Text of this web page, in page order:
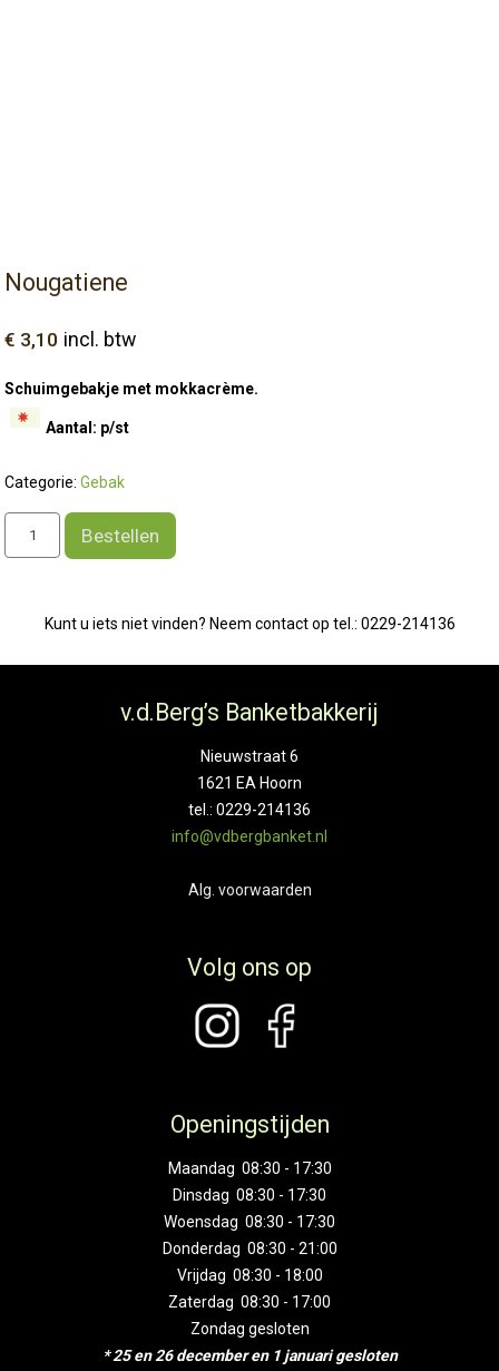
Nougatiene
€ 3,10 incl. btw
Schuimgebakje met mokkacrème.
Aantal: p/st
Categorie:Gebak
Nougatiene
aantal
Bestellen
Kunt u iets niet vinden? Neem contact op tel.: 0229-214136
v.d.Berg’s Banketbakkerij
Nieuwstraat 6
1621 EA Hoorn
tel.: 0229-214136
info@vdbergbanket.nl
Alg. voorwaarden
Volg ons op
Openingstijden
Maandag 08:30 - 17:30
Dinsdag 08:30 - 17:30
Woensdag 08:30 - 17:30
Donderdag 08:30 - 21:00
Vrijdag 08:30 - 18:00
Zaterdag 08:30 - 17:00
Zondag gesloten
* 25 en 26 december en 1 januari gesloten